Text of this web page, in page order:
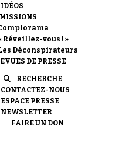
Réveillez-vous ! »
Déconspirateurs
DE PRESSE
RECHERCHE
CONTACTEZ-NOUS
ESPACE PRESSE
NEWSLETTER
FAIRE UN DON